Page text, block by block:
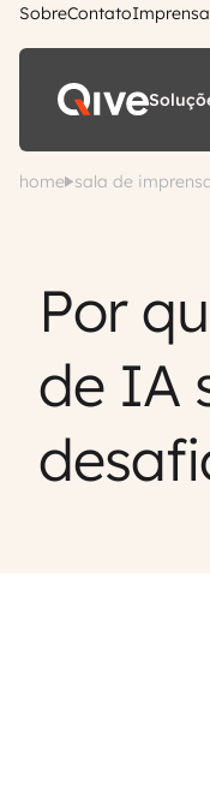
SobreContatoImprensa
home sala de
Por
de IA